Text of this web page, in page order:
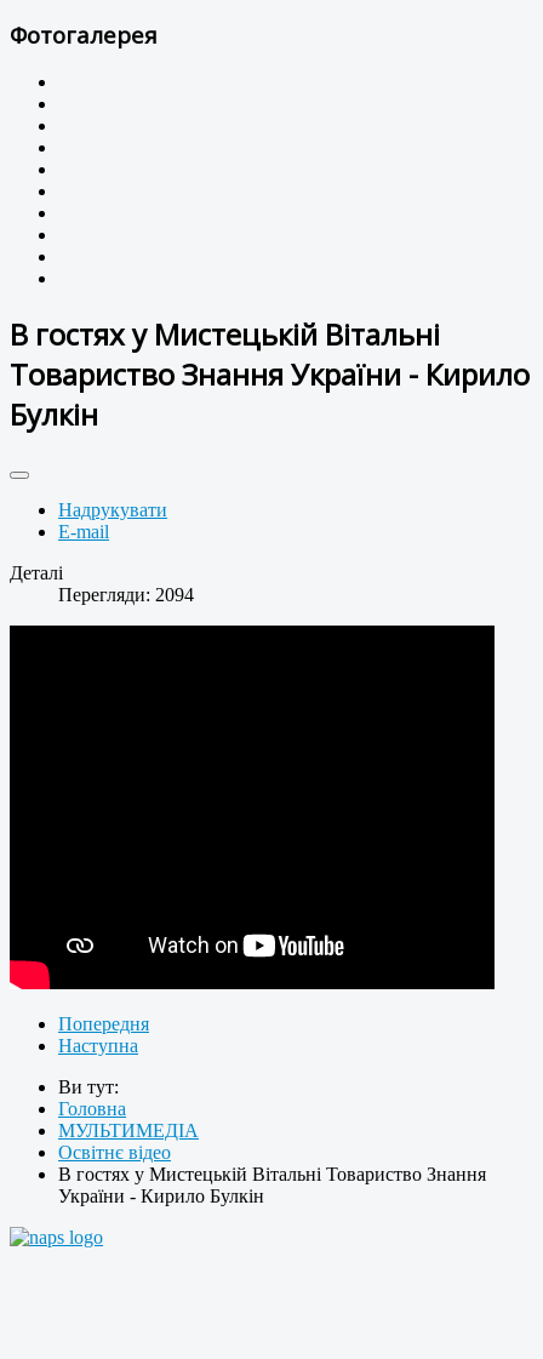
Фотогалерея
В гостях у Мистецькій Вітальні
Товариство Знання України - Кирило
Булкін
Надрукувати
E-mail
Деталі
Перегляди: 2094
Попередня
Наступна
Ви тут:
Головна
МУЛЬТИМЕДІА
Освітнє відео
В гостях у Мистецькій Вітальні Товариство Знання
України - Кирило Булкін